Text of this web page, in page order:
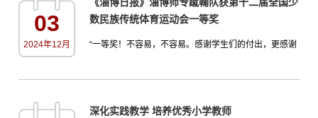
了独具特色的非遗文化平台，传承和弘扬非遗文化，充
分发挥非物质文化遗产的育人功能。多维度探索教育新
03
2024年12月
数民族传统体育运动会一等奖
“一等奖！不容易，不容易。感谢学生们的付出，更感谢
日，参加第十二届全国少数民族传统体育运动会的山东
涛对记者说。11月17日，参加第十二届全国少数民族传
深化实践教学 培养优秀小学教师